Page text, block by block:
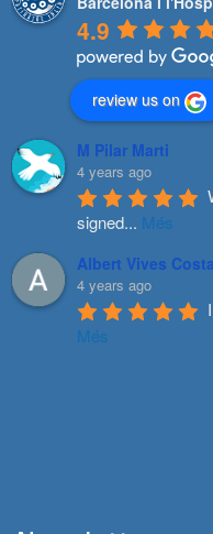
4.9
review us on
M Pilar Marti
4 years ago
signed... Més
Albert Vives Costa
4 years ago
Més